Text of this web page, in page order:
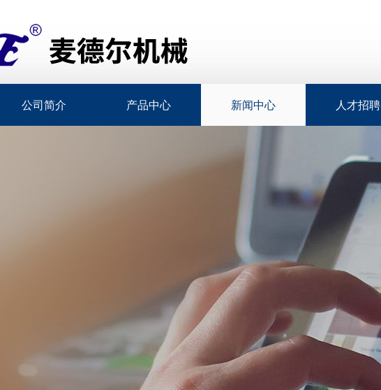
公司简介 产品中心 新闻中心 人才招聘